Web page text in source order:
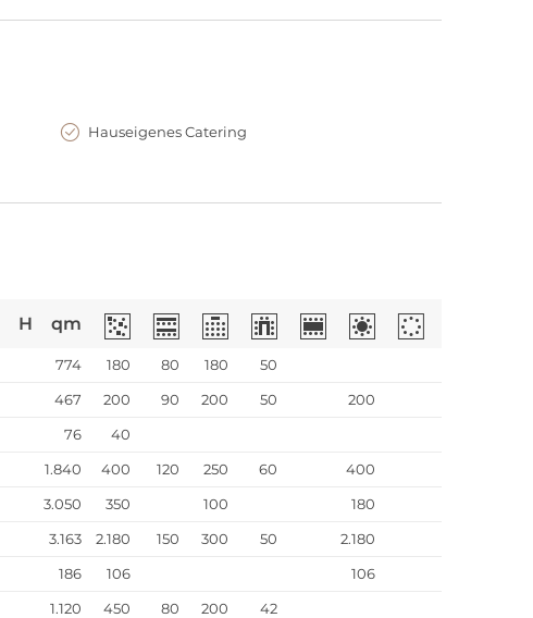
Hauseigenes Catering
H qm
774 180 80 180
50
467 200 90 200 50
200
76
40
1.840 400 120 250 60
400
3.050 350 100
180
3.163 2.180 150 300 50
2.180
186 106
106
1.120 450 80 200
42